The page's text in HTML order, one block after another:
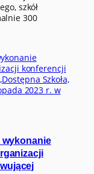
szkół
300
wykonanie